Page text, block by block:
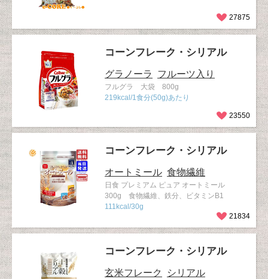
27875
コーンフレーク・シリアル
グラノーラ フルーツ入り
フルグラ 大袋 800g
219kcal/1食分(50g)あたり
23550
コーンフレーク・シリアル
オートミール 食物繊維
日食 プレミアム ピュア オートミール
300g 食物繊維、鉄分、ビタミンB1
111kcal/30g
21834
コーンフレーク・シリアル
玄米フレーク シリアル